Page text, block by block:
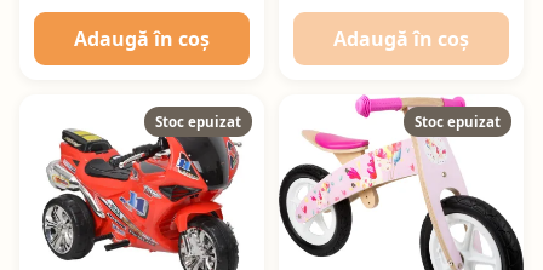
Adaugă în coș
Adaugă în coș
Stoc epuizat Stoc epuizat